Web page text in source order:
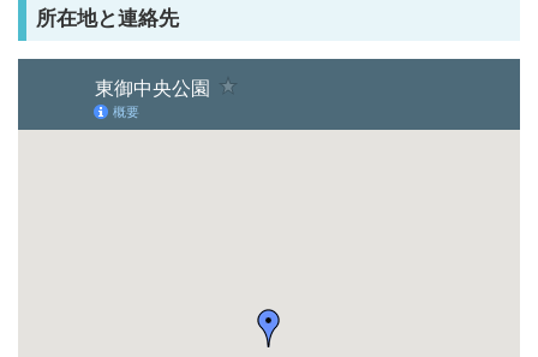
所在地と連絡先